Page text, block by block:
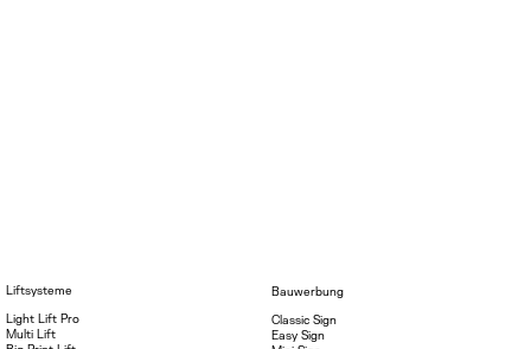
Light Lift Pro
Liftsysteme
Multi Lift
Classic Sign
Bauwerbung
Easy Sign